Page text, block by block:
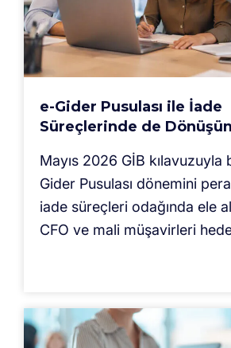
e-Gider Pusulası ile İade
Süreçlerinde de
Mayıs 2026 GİB kılavuzuyla
Gider Pusulası dönemini
iade süreçleri odağında ele
CFO ve mali müşavirleri